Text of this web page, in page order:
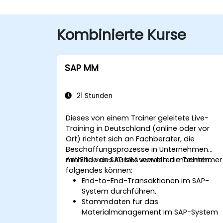
Kombinierte Kurse
SAP MM
21 Stunden
Dieses von einem Trainer geleitete Live-
Training in Deutschland (online oder vor
Ort) richtet sich an Fachberater, die
Beschaffungsprozesse in Unternehmen
mithilfe von SAP MM verwalten möchten.
Am Ende des Kurses werden die Teilnehmer
folgendes können:
End-to-End-Transaktionen im SAP-
System durchführen.
Stammdaten für das
Materialmanagement im SAP-System